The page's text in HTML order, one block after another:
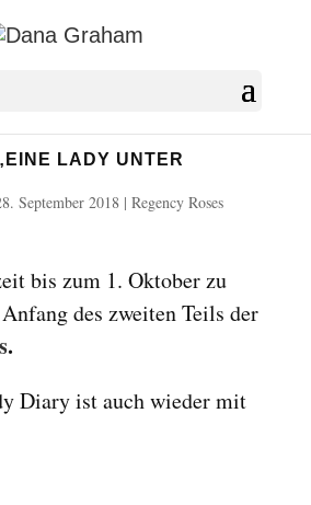
LADY UNTER
September 2018| Regency Roses
bis zum 1. Oktober zu
des zweiten Teils der
.
Diary ist auch wieder mit
vergrößern
Kontrast
Kontrast